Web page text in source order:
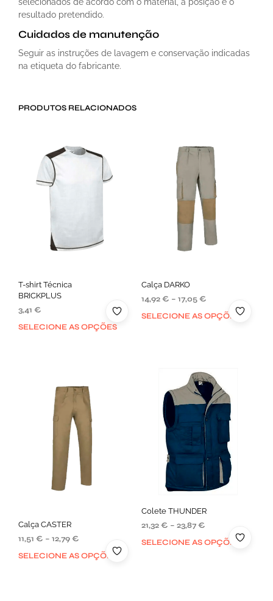
resultado pretendido.
Cuidados de manutenção
Seguir as instruções de lavagem e conservação indicadas
na etiqueta do fabricante.
PRODUTOS RELACIONADOS
T-shirt Técnica
BRICKPLUS
3,41 €
SELECIONE AS OPÇÕES
Calça DARKO
14,92€ – 17,05€
SELECIONE AS OPÇÕES
Calça CASTER
11,51 € – 12,79€
SELECIONE AS OPÇÕES
Colete THUNDER
21,32€ – 23,87€
SELECIONE AS OPÇÕES